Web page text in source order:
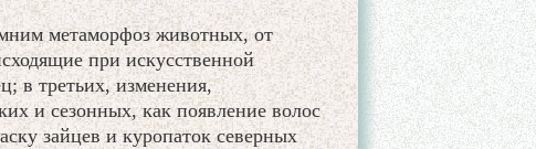
метаморфоз животных, от
при искусственной
в третьих, изменения,
и сезонных, как появление волос
зайцев и куропаток северных